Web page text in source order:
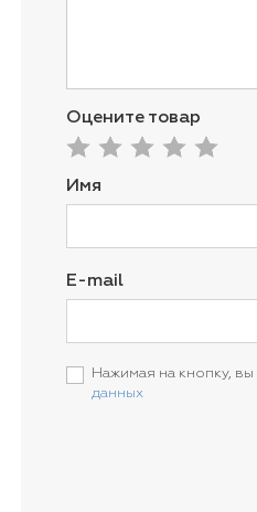
Оцените товар
Имя
E-mail
Нажимая на кнопку,
данных